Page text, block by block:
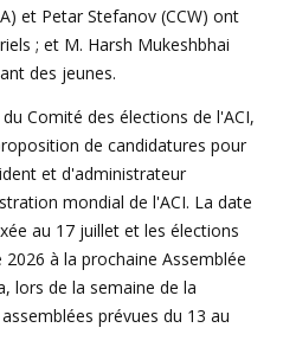
et Petar Stefanov (CCW) ont
; et M. Harsh Mukeshbhai
des jeunes.
Comité des élections de l'ACI,
de candidatures pour
et d'administrateur
mondial de l'ACI. La date
au 17 juillet et les élections
à la prochaine Assemblée
lors de la semaine de la
prévues du 13 au